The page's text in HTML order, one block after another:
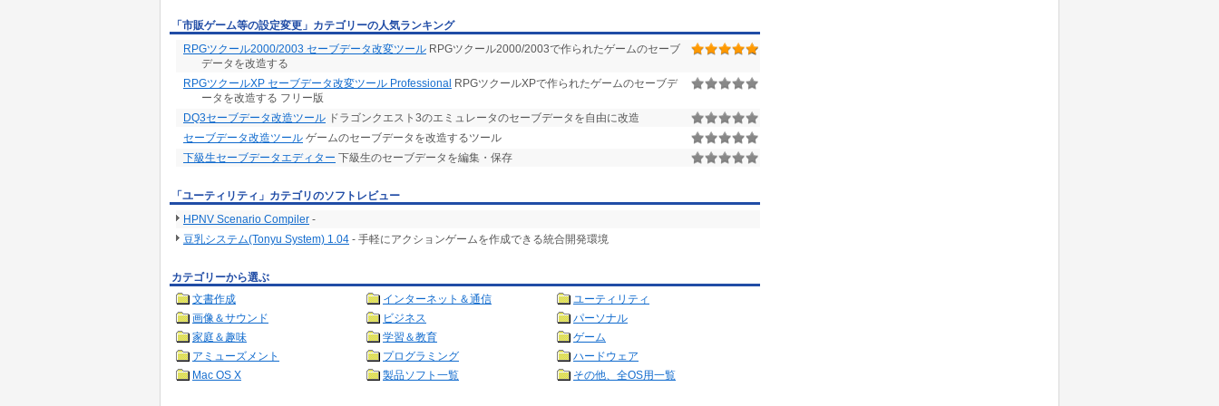
「市販ゲーム等の設定変更」カテゴリーの人気ランキング
RPGツクール2000/2003 セーブデータ改変ツール RPGツクール2000/2003で作られたゲームのセーブ
データを改造する
RPGツクールXP セーブデータ改変ツール Professional RPGツクールXPで作られたゲームのセーブデ
ータを改造する フリー版
DQ3セーブデータ改造ツール ドラゴンクエスト3のエミュレータのセーブデータを自由に改造
セーブデータ改造ツール ゲームのセーブデータを改造するツール
下級生セーブデータエディター 下級生のセーブデータを編集・保存
「ユーティリティ」カテゴリのソフトレビュー
HPNV Scenario Compiler -
豆乳システム(Tonyu System) 1.04 - 手軽にアクションゲームを作成できる統合開発環境
カテゴリーから選ぶ
文書作成
インターネット＆通信
ユーティリティ
画像＆サウンド
ビジネス
パーソナル
家庭＆趣味
学習＆教育
ゲーム
アミューズメント
プログラミング
ハードウェア
Mac OS X
製品ソフト一覧 その他、全OS用一覧